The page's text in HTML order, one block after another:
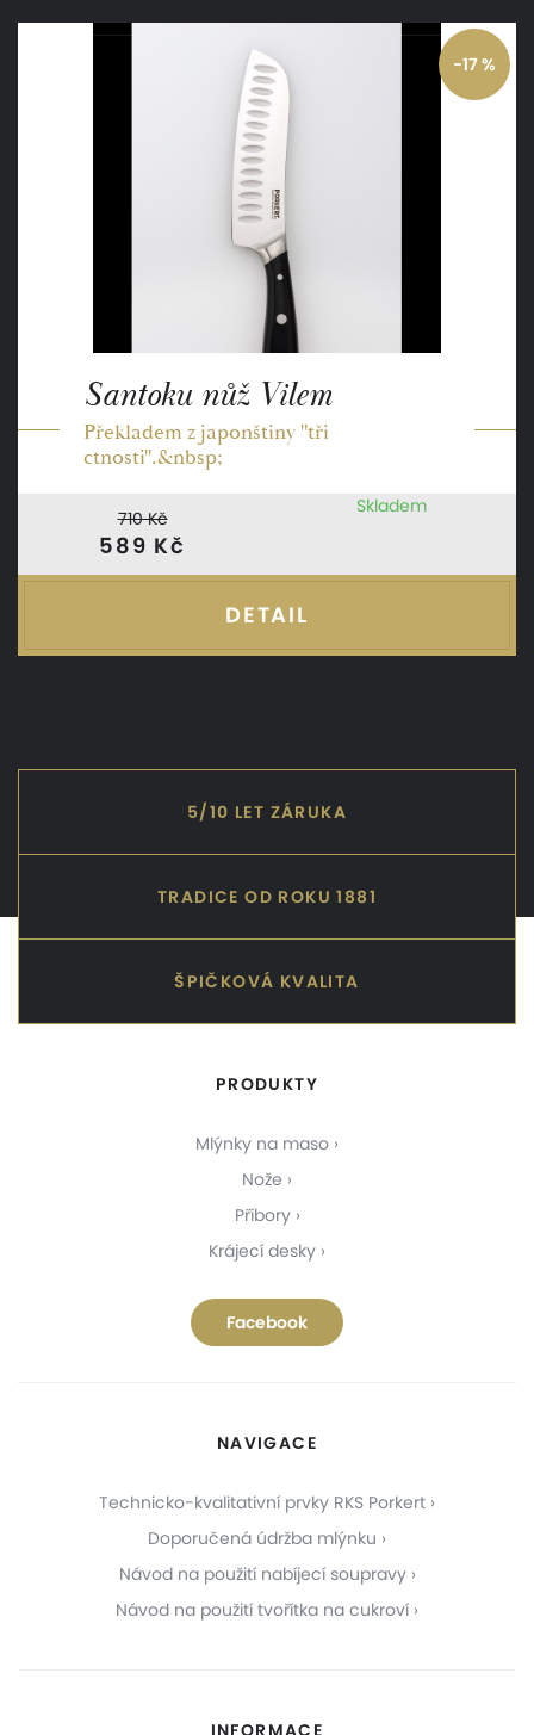
-17 %
Santoku nůž Vilem
Překladem z japonštiny "tři
ctnosti".&nbsp;
710 Kč
589 Kč
Skladem
DETAIL
5/10 LET ZÁRUKA
TRADICE OD ROKU 1881
ŠPIČKOVÁ KVALITA
PRODUKTY
Mlýnky na maso
Nože
Příbory
Krájecí desky
Facebook
NAVIGACE
Technicko-kvalitativní prvky RKS Porkert
Doporučená údržba mlýnku
Návod na použití nabíjecí soupravy
Návod na použití tvořítka na cukroví
INFORMACE